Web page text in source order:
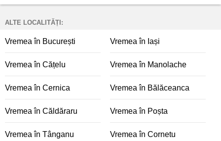
ALTE LOCALITĂȚI:
Vremea în București Vremea în Iași
Vremea în Cățelu Vremea în Manolache
Vremea în Cernica Vremea în Bălăceanca
Vremea în Căldăraru Vremea în Poșta
Vremea în Tânganu Vremea în Cornetu